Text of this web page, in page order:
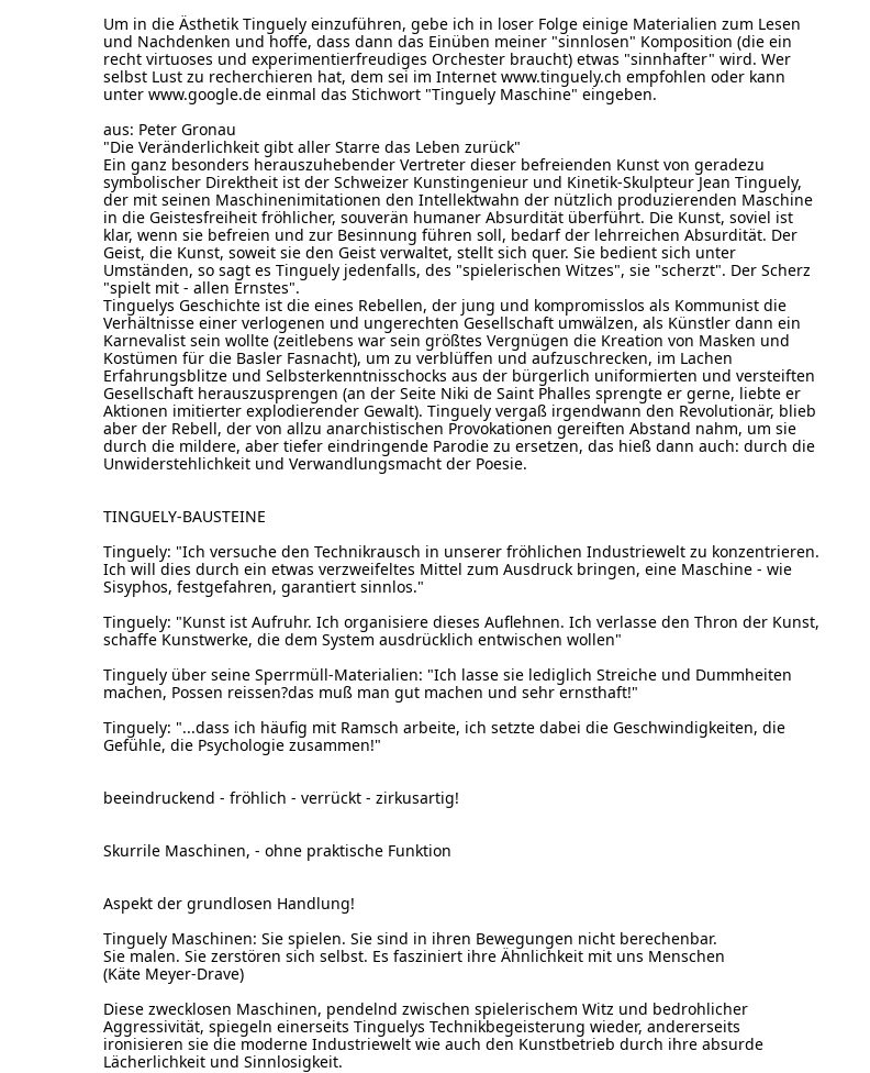
Um in die Ästhetik Tinguely einzuführen, gebe ich in loser Folge einige Materialien zum Lesen
und Nachdenken und hoffe, dass dann das Einüben meiner "sinnlosen" Komposition (die ein
recht virtuoses und experimentierfreudiges Orchester braucht) etwas "sinnhafter" wird. Wer
selbst Lust zu recherchieren hat, dem sei im Internet www.tinguely.ch empfohlen oder kann
unter www.google.de einmal das Stichwort "Tinguely Maschine" eingeben.
aus: Peter Gronau
"Die Veränderlichkeit gibt aller Starre das Leben zurück"
Ein ganz besonders herauszuhebender Vertreter dieser befreienden Kunst von geradezu
symbolischer Direktheit ist der Schweizer Kunstingenieur und Kinetik-Skulpteur Jean Tinguely,
der mit seinen Maschinenimitationen den Intellektwahn der nützlich produzierenden Maschine
in die Geistesfreiheit fröhlicher, souverän humaner Absurdität überführt. Die Kunst, soviel ist
klar, wenn sie befreien und zur Besinnung führen soll, bedarf der lehrreichen Absurdität. Der
Geist, die Kunst, soweit sie den Geist verwaltet, stellt sich quer. Sie bedient sich unter
Umständen, so sagt es Tinguely jedenfalls, des "spielerischen Witzes", sie "scherzt". Der Scherz
"spielt mit - allen Ernstes".
Tinguelys Geschichte ist die eines Rebellen, der jung und kompromisslos als Kommunist die
Verhältnisse einer verlogenen und ungerechten Gesellschaft umwälzen, als Künstler dann ein
Karnevalist sein wollte (zeitlebens war sein größtes Vergnügen die Kreation von Masken und
Kostümen für die Basler Fasnacht), um zu verblüffen und aufzuschrecken, im Lachen
Erfahrungsblitze und Selbsterkenntnisschocks aus der bürgerlich uniformierten und versteiften
Gesellschaft herauszusprengen (an der Seite Niki de Saint Phalles sprengte er gerne, liebte er
Aktionen imitierter explodierender Gewalt). Tinguely vergaß irgendwann den Revolutionär, blieb
aber der Rebell, der von allzu anarchistischen Provokationen gereiften Abstand nahm, um sie
durch die mildere, aber tiefer eindringende Parodie zu ersetzen, das hieß dann auch: durch die
Unwiderstehlichkeit und Verwandlungsmacht der Poesie.
TINGUELY-BAUSTEINE
Tinguely: "Ich versuche den Technikrausch in unserer fröhlichen Industriewelt zu konzentrieren.
Ich will dies durch ein etwas verzweifeltes Mittel zum Ausdruck bringen, eine Maschine - wie
Sisyphos, festgefahren, garantiert sinnlos."
Tinguely: "Kunst ist Aufruhr. Ich organisiere dieses Auflehnen. Ich verlasse den Thron der Kunst,
schaffe Kunstwerke, die dem System ausdrücklich entwischen wollen"
Tinguely über seine Sperrmüll-Materialien: "Ich lasse sie lediglich Streiche und Dummheiten
machen, Possen reissen?das muß man gut machen und sehr ernsthaft!"
Tinguely: "...dass ich häufig mit Ramsch arbeite, ich setzte dabei die Geschwindigkeiten, die
Gefühle, die Psychologie zusammen!"
beeindruckend - fröhlich - verrückt - zirkusartig!
Skurrile Maschinen, - ohne praktische Funktion
Aspekt der grundlosen Handlung!
Tinguely Maschinen: Sie spielen. Sie sind in ihren Bewegungen nicht berechenbar.
Sie malen. Sie zerstören sich selbst. Es fasziniert ihre Ähnlichkeit mit uns Menschen
(Käte Meyer-Drave)
Diese zwecklosen Maschinen, pendelnd zwischen spielerischem Witz und bedrohlicher
Aggressivität, spiegeln einerseits Tinguelys Technikbegeisterung wieder, andererseits
ironisieren sie die moderne Industriewelt wie auch den Kunstbetrieb durch ihre absurde
Lächerlichkeit und Sinnlosigkeit.